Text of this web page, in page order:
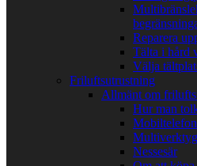
Reparera
Tälta i hård
Välja
Friluftsutrustning
Allmänt om
Hur man
Nessesär